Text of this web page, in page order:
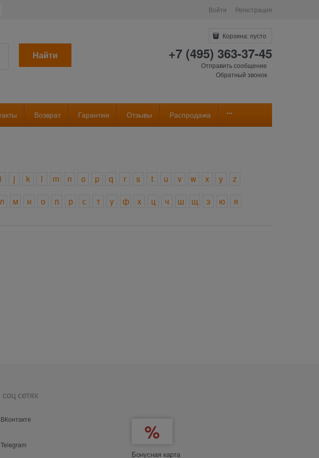
Войти Регистрация
Найти
Корзина: пусто
+7 (495) 363-37-45
Отправить сообщение
Обратный звонок
Возврат Гарантии Отзывы Распродажа
i j k l m n o p q r s t u v w x y
z
л м н о п р с т у ф х ц ч ш щ э ю я
сетях
ВКонтакте
Telegram
Бонусная карта